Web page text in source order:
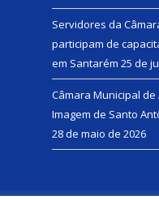
Servidores da
participam de
em Santarém 25 de
Câmara Municipal
Imagem de Santo
28 de maio de 2026